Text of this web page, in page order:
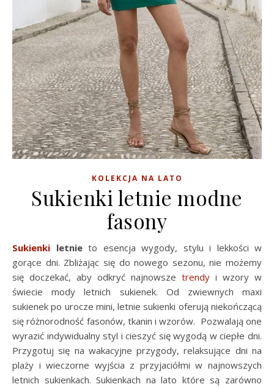
KOLEKCJA NA LATO
Sukienki letnie modne
fasony
Sukienki letnieto esencja wygody, stylu i lekkości w
gorące dni. Zbliżając się do nowego sezonu, nie możemy
się doczekać, aby odkryć najnowsze trendy i wzory w
świecie mody letnich sukienek. Od zwiewnych maxi
sukienek po urocze mini, letnie sukienki oferują niekończącą
się różnorodność fasonów, tkanin i wzorów. Pozwalają one
wyrazić indywidualny styl i cieszyć się wygodą w ciepłe dni.
Przygotuj się na wakacyjne przygody, relaksujące dni na
plaży i wieczorne wyjścia z przyjaciółmi w najnowszych
letnich sukienkach. Sukienkach na lato które są zarówno